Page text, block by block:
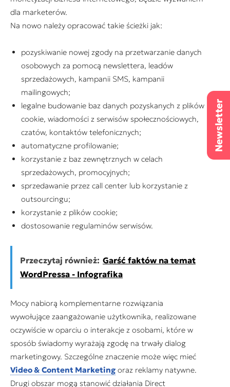
dla marketerów.
Na nowo należy opracować takie ścieżki jak:
pozyskiwanie nowej zgody na przetwarzanie danych
osobowych za pomocą newslettera, leadów
sprzedażowych, kampanii SMS, kampanii
mailingowych;
legalne budowanie baz danych pozyskanych z plików
cookie, wiadomości z serwisów społecznościowych,
czatów, kontaktów telefonicznych;
automatyczne profilowanie;
korzystanie z baz zewnętrznych w celach
sprzedażowych, promocyjnych;
sprzedawanie przez call center lub korzystanie z
outsourcingu;
korzystanie z plików cookie;
dostosowanie regulaminów serwisów.
Przeczytaj również: Garść faktów na temat
WordPressa - Infografika
Mocy nabiorą komplementarne rozwiązania
wywołujące zaangażowanie użytkownika, realizowane
oczywiście w oparciu o interakcje z osobami, które w
sposób świadomy wyrażają zgodę na trwały dialog
marketingowy. Szczególne znaczenie może więc mieć
Video & Content Marketing oraz reklamy natywne.
Drugi obszar mogą stanowić działania Direct